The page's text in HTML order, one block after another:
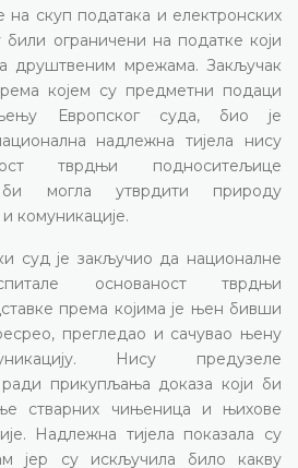
на скуп података и електронских
били ограничени на податке који
друштвеним мрежама. Закључак
којем су предметни подаци
Европског суда, био је
надлежна тијела нису
тврдњи подноситељице
могла утврдити природу
комуникације.
суд је закључио да националне
основаност тврдњи
према којима је њен бивши
прегледао и сачувао њену
Нису предузеле
прикупљања доказа који би
стварних чињеница и њихове
Надлежна тијела показала су
јер су искључила било какву